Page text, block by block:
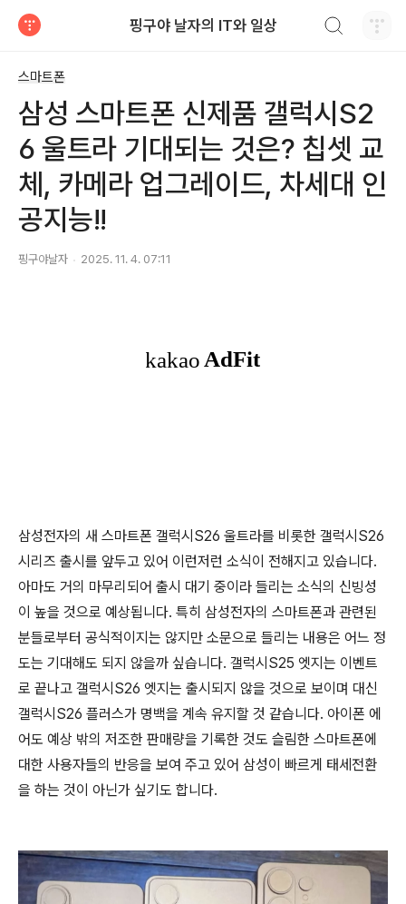
핑구야 날자의 IT와 일상
스마트폰
삼성 스마트폰 신제품 갤럭시S2
6 울트라 기대되는 것은? 칩셋 교
체, 카메라 업그레이드, 차세대 인
공지능!!
핑구야날자 2025. 11. 4. 07:11
삼성전자의 새 스마트폰 갤럭시S26 울트라를 비롯한 갤럭시S26
시리즈 출시를 앞두고 있어 이런저런 소식이 전해지고 있습니다.
아마도 거의 마무리되어 출시 대기 중이라 들리는 소식의 신빙성
이 높을 것으로 예상됩니다. 특히 삼성전자의 스마트폰과 관련된
분들로부터 공식적이지는 않지만 소문으로 들리는 내용은 어느 정
도는 기대해도 되지 않을까 싶습니다. 갤럭시S25 엣지는 이벤트
로 끝나고 갤럭시S26 엣지는 출시되지 않을 것으로 보이며 대신
갤럭시S26 플러스가 명백을 계속 유지할 것 같습니다. 아이폰 에
어도 예상 밖의 저조한 판매량을 기록한 것도 슬림한 스마트폰에
대한 사용자들의 반응을 보여 주고 있어 삼성이 빠르게 태세전환
을 하는 것이 아닌가 싶기도 합니다.